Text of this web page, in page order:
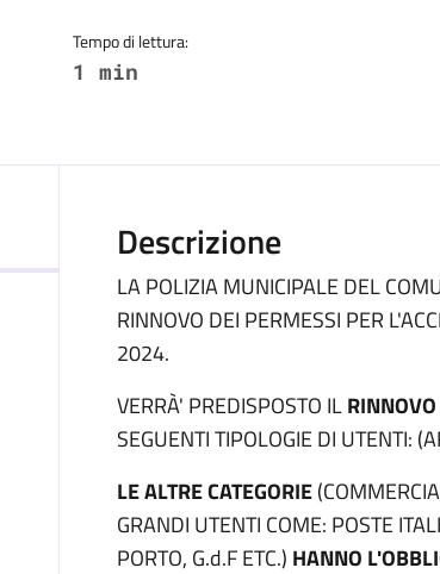
Tempo di lettura:
1 min
Descrizione
LA POLIZIA MUNICIPALE DEL
RINNOVO DEI PERMESSI PER
2024.
VERRÀ' PREDISPOSTO IL
SEGUENTI TIPOLOGIE DI UTENTI:
LE ALTRE CATEGORIE
GRANDI UTENTI COME: POSTE
PORTO, G.d.F ETC.) HANNO